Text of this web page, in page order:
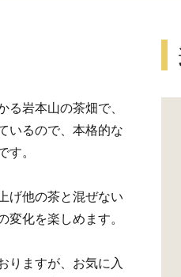
岩本山の茶畑で、
いるので、本格的な
す。
げ他の茶と混ぜない
化を楽しめます。
りますが、お気に入